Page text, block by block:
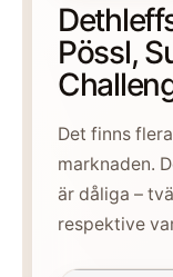
Pössl,
Det finns
marknaden.
är dåliga –
respektive